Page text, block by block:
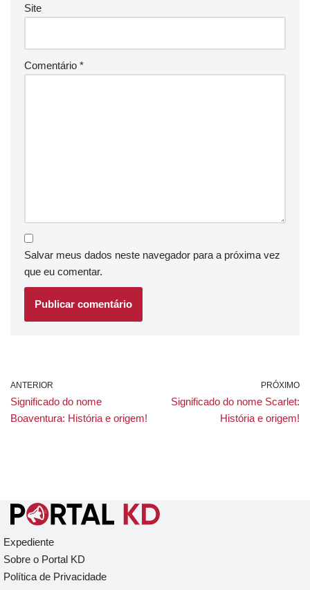
Site
Comentário *
Salvar meus dados neste navegador para a próxima vez
que eu comentar.
ANTERIOR
Significado do nome
Boaventura: História e origem!
PRÓXIMO
Significado do nome Scarlet:
História e origem!
Expediente
Sobre o Portal KD
Política de Privacidade